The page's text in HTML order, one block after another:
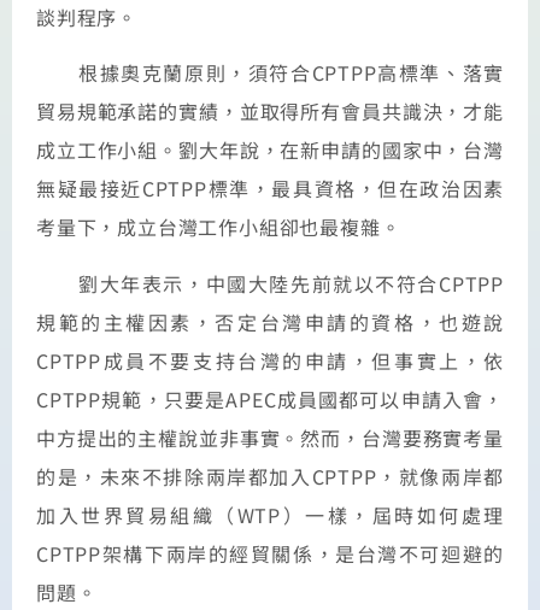
談判程序。
根據奧克蘭原則，須符合CPTPP高標準、落實
貿易規範承諾的實績，並取得所有會員共識決，才能
成立工作小組。劉大年說，在新申請的國家中，台灣
無疑最接近CPTPP標準，最具資格，但在政治因素
考量下，成立台灣工作小組卻也最複雜。
劉大年表示，中國大陸先前就以不符合CPTPP
規範的主權因素，否定台灣申請的資格，也遊說
CPTPP成員不要支持台灣的申請，但事實上，依
CPTPP規範，只要是APEC成員國都可以申請入會，
中方提出的主權說並非事實。然而，台灣要務實考量
的是，未來不排除兩岸都加入CPTPP，就像兩岸都
加入世界貿易組織（WTP）一樣，屆時如何處理
CPTPP架構下兩岸的經貿關係，是台灣不可迴避的
問題。